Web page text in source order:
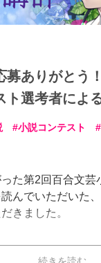
募ありがとう
ト選考者によ
小説コンテスト
た第2回百合文芸
んでいただいた
きました。
、残念ながら受